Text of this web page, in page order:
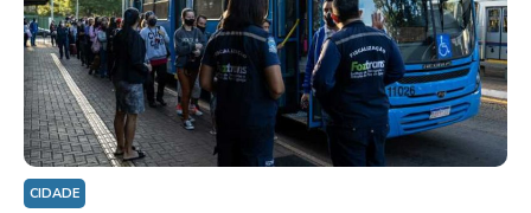
CIDADE